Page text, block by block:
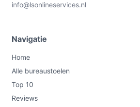
info@lsonlineservices.nl
Navigatie
Home
Alle bureaustoelen
Top 10
Reviews